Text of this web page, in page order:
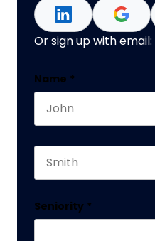
Or sign up with email:
Facebook
Name *
Seniority *